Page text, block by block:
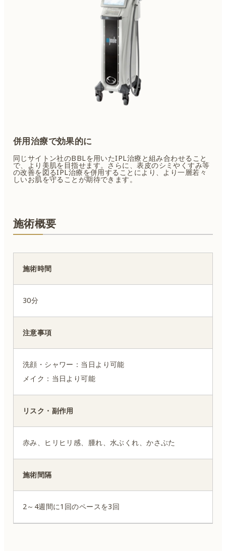
併用治療で効果的に
同じサイトン社のBBLを用いたIPL治療と組み合わせること
で、より美肌を目指せます。さらに、表皮のシミやくすみ等
の改善を図るIPL治療を併用することにより、より一層若々
しいお肌を守ることが期待できます。
施術概要
施術時間
30分
注意事項
洗顔・シャワー：当日より可能
メイク：当日より可能
リスク・副作用
赤み、ヒリヒリ感、腫れ、水ぶくれ、かさぶた
施術間隔
2～4週間に1回のペースを3回